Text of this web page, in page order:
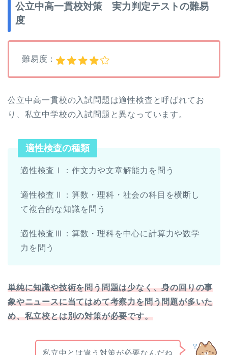
公立中高一貫校対策 実力判定テストの難易
度
難易度：
公立中高一貫校の入試問題は適性検査と呼ばれてお
り、私立中学校の入試問題と異なっています。
適性検査の種類
適性検査Ⅰ：作文力や文章解能力を問う
適性検査Ⅱ：算数・理科・社会の科目を横断し
て複合的な知識を問う
適性検査Ⅲ：算数・理科を中心に計算力や数学
力を問う
単純に知識や技術を問う問題は少なく、身の回りの事
象やニュースに当てはめて考察力を問う問題が多いた
め、私立校とは別の対策が必要です。
私立中とは違う対策が必要なんだね